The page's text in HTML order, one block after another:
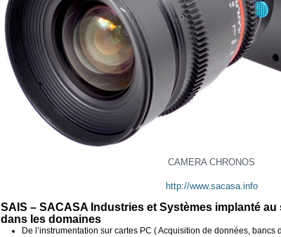
CAMERA CHRONOS
http://www.sacasa.info
SAIS – SACASA Industries et Systèmes implanté au
dans les domaines
De l’instrumentation sur cartes PC ( Acquisition de données, bancs